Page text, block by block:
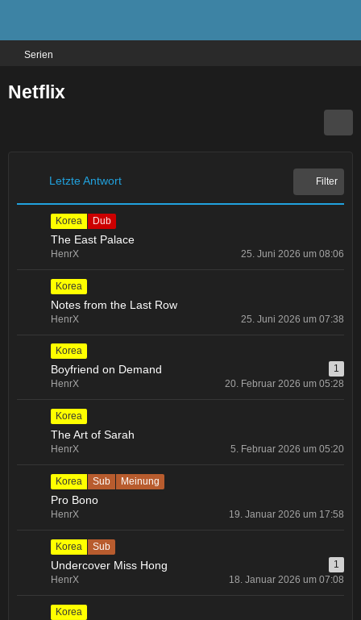
Serien
Netflix
Letzte Antwort Filter
Korea Dub
The East Palace
HenrX 25. Juni 2026 um 08:06
Korea
Notes from the Last Row
HenrX 25. Juni 2026 um 07:38
Korea
Boyfriend on Demand
1
HenrX
20. Februar 2026 um 05:28
Korea
The Art of Sarah
HenrX 5. Februar 2026 um 05:20
Korea Sub Meinung
Pro Bono
HenrX 19. Januar 2026 um 17:58
Korea Sub
Undercover Miss Hong
1
HenrX
18. Januar 2026 um 07:08
Korea